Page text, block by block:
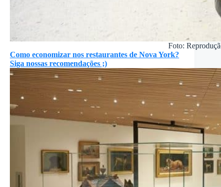
Foto:
Como economizar nos restaurantes de Nova York?
Siga nossas recomendações ;)